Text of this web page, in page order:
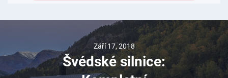
Září 17, 2018
Švédské silnice: